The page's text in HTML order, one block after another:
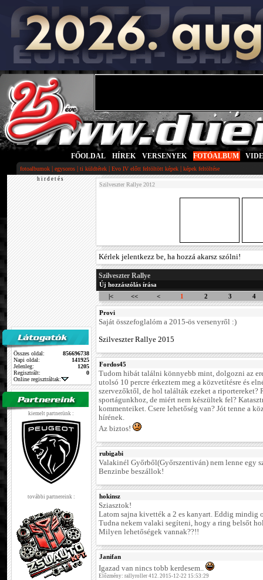
FŐOLDAL HÍREK VERSENYEK FOTÓALBUM
fotoalbumok | egysoros | ti küldtétek | Evo IV előtt feltöltött képek | képek feltöltése
h i r d e t é s
Összes oldal:
856696738
Napi oldal:
141925
Jelenleg:
1205
Regisztrált:
0
Online regisztráltak:
kiemelt partnerünk :
további partnereink :
Szilveszter Rallye 2012
Kérlek jelentkezz be, ha hozzá akarsz szólni!
Szilveszter Rallye
Új hozzászólás írása
|<
<< < 1 2 3 4
Provi
Saját összefoglalóm a 2015-ös versenyről :)
Szilveszter Rallye 2015
Fordos45
Tudom hibát találni könnyebb mint, dolgozni az
utolsó 10 percre érkeztem meg a közvetítésre és
szervezőktől, de hol találták ezeket a riportereket?
sportágunkhoz, de miért nem készültek fel?
kommenteiket. Csere lehetőség van? Jót tenne a
hírének.
Az biztos!
rubigabi
Valakinél Győrből(Győrszentiván) nem lenne egy
Benzinbe beszállok!
hokinsz
Sziasztok!
Latom sajna kivették a 2 es kanyart. Eddig mindig
Tudna nekem valaki segíteni, hogy a ring belsőt
Milyen lehetőségek vannak??!!
Janifan
Igazad van nincs tobb kerdesem..
Előzmény: rallyroller 412. 2015-12-22 15:53:29